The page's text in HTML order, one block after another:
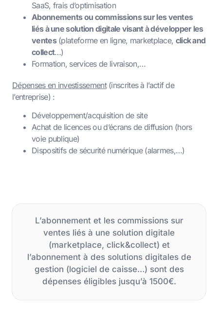
SaaS, frais d’optimisation
Abonnements ou commissions sur les ventes
liés à une solution digitale visant à développer les
ventes(plateforme en ligne, marketplace, click and
collect…)
Formation, services de livraison,…
Dépenses en investissement(inscrites à l’actif de
l’entreprise) :
Développement/acquisition de site
Achat de licences ou d’écrans de diffusion (hors
voie publique)
Dispositifs de sécurité numérique (alarmes,…)
L’abonnement et les commissions sur
ventes liés à une solution digitale
(marketplace, click&collect) et
l’abonnement à des solutions digitales de
gestion (logiciel de caisse…) sont des
dépenses éligibles jusqu’à 1500€.